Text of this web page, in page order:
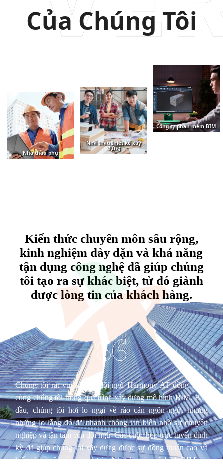
Của Chúng Tôi
Nhà thầu phụ
Nhà thầu thiết kế xây
dựng
Công ty phần mềm BIM
Kiến thức chuyên môn sâu rộng,
kinh nghiệm dày dặn và khả năng
tận dụng công nghệ đã giúp chúng
tôi tạo ra sự khác biệt, từ đó giành
được lòng tin của khách hàng.
Chúng tôi rất vui khi có đội ngũ Harmony AT đồng hành
cùng chúng tôi trong quá trình xây dựng mô hình BIM. Ban
đầu, chúng tôi hơi lo ngại về rào cản ngôn ngữ, nhưng
những lo lắng đó đã nhanh chóng tan biến nhờ sự chuyên
nghiệp và tận tâm của đội ngũ. Các cuộc họp trực tuyến định
kỳ đã giúp chúng tôi xây dựng được sự đồng thuận cao và
hiểu rõ về yêu cầu của dự án. Nhờ đó, các mô hình BIM mà